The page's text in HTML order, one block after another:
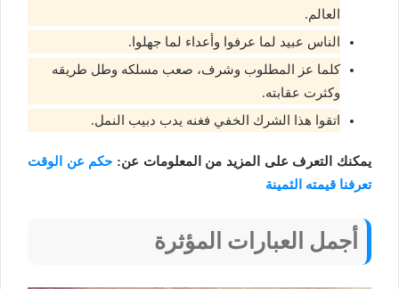
العالم.
الناس عبيد لما عرفوا وأعداء لما جهلوا.
كلما عز المطلوب وشرف، صعب مسلكه وطل طريقه
وكثرت عقابته.
اتقوا هذا الشرك الخفي فغنه يدب دبيب النمل.
يمكنك التعرف على المزيد من المعلومات عن: حكم عن الوقت
تعرفنا قيمته الثمينة
أجمل العبارات المؤثرة